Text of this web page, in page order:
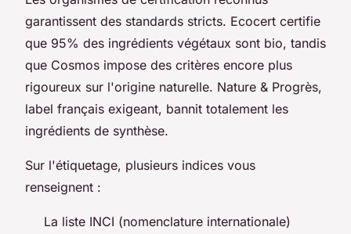
garantissent des standards stricts. Ecocert certifie
que 95% des ingrédients végétaux sont bio, tandis
que Cosmos impose des critères encore plus
rigoureux sur l'origine naturelle. Nature & Progrès,
label français exigeant, bannit totalement les
ingrédients de synthèse.
Sur l'étiquetage, plusieurs indices vous
renseignent :
La liste INCI (nomenclature internationale)